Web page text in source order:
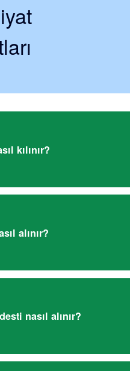
kılınır?
alınır?
nasıl alınır?